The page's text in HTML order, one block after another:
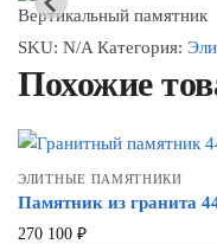
Вертикальный памятник
SKU: N/A Категория:
Похожие
ЭЛИТНЫЕ ПАМЯТНИКИ
Памятник из гранита
270 100 ₽